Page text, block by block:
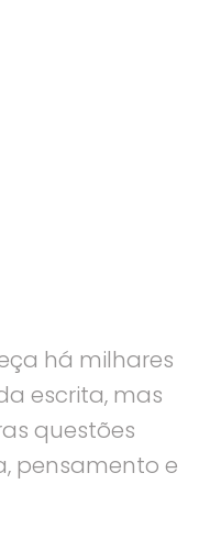
há milhares
escrita, mas
questões
pensamento e